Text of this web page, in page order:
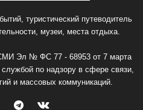
туристический путеводитель
музеи, места отдыха.
СМИ Эл № ФС 77 - 68953 от 7 марта
по надзору в сфере связи,
и массовых коммуникаций.